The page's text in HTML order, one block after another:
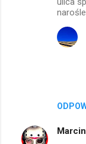
e
Marcin